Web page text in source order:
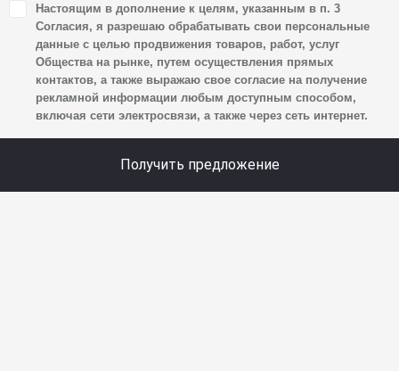
своих персональных данных, а именно: имени, отчества,
фамилии, контактных данных (включая номер телефона
и адрес электронной почты), адреса, сведений
о впечатлениях, интересах, предпочтениях
к автомобилю(-ям) и товарам/услугам, IP-адреса,
сайта, уникального идентификатора посетителя сайта,
предпочтительного времени и способа для контакта,
Настоящим в дополнение к целям, указанным в п. 3
Согласия, я разрешаю обрабатывать свои персональные
данные с целью продвижения товаров, работ, услуг
Общества на рынке, путем осуществления прямых
контактов, а также выражаю свое согласие на получение
рекламной информации любым доступным способом,
включая сети электросвязи, а также через сеть интернет.
Получить предложение